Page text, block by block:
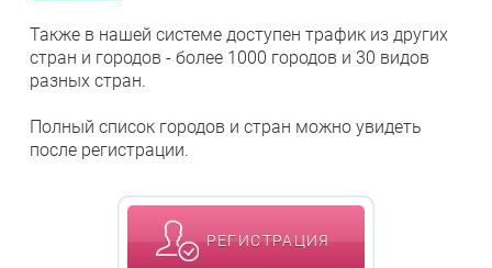
Также в нашей системе доступен трафик из других
стран и городов - более 1000 городов и 30 видов
разных стран.
Полный список городов и стран можно увидеть
после регистрации.
РЕГИСТРАЦИЯ